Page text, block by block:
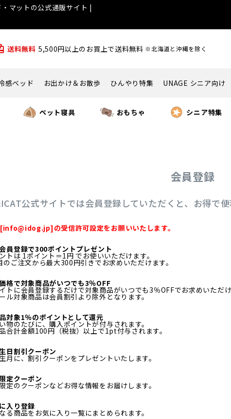
マットの公式通販サイト |
送料無料 5,500円以上のお買上で送料無料 ※北海道と沖縄を除く
感ベッド お出かけ＆お散歩 ひんやり特集 UNAGE シニア向け
ペット寝具 おもちゃ シニア特集
会員登録
公式サイトでは会員登録していただくと、お得で
の受信許可設定をお願いいたします。
員登録で300ポイントプレゼント
トは 1ポイント＝1円 でお使いいただけます。
のご注文から最大300円引きでお求めいただけます。
格で対象商品がいつでも3％OFF
トに会員登録するだけで対象商品がいつでも3％OFFでお求めいただ
ル対象商品は会員割引より除外となります。
対象1％のポイントとして還元
物のたびに、購入ポイントが付与されます。
合計金額100円（税抜）以上で1pt付与されます。
日割引クーポン
月に、割引クーポンをプレゼントいたします。
定クーポン
定のクーポンなどお得な情報をお届けします。
入り登録
る商品をお気に入り一覧にまとめられます。